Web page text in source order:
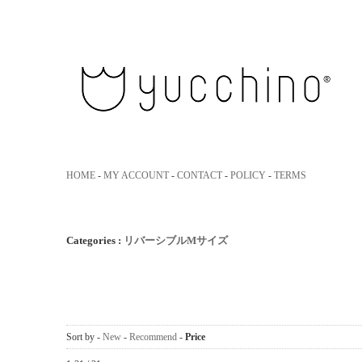
HOME - MY ACCOUNT - CONTACT - POLICY - TERMS
Categories : リバーシブルMサイズ
Sort by - New - Recommend - Price